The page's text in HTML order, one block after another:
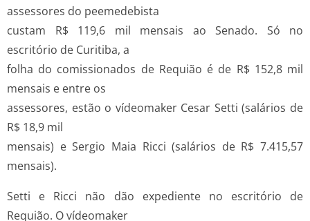
assessores do peemedebista
custam R$ 119,6 mil mensais ao Senado. Só no
escritório de Curitiba, a
folha do comissionados de Requião é de R$ 152,8 mil
mensais e entre os
assessores, estão o vídeomaker Cesar Setti (salários de
R$ 18,9 mil
mensais) e Sergio Maia Ricci (salários de R$ 7.415,57
mensais).
Setti e Ricci não dão expediente no escritório de
Requião. O vídeomaker